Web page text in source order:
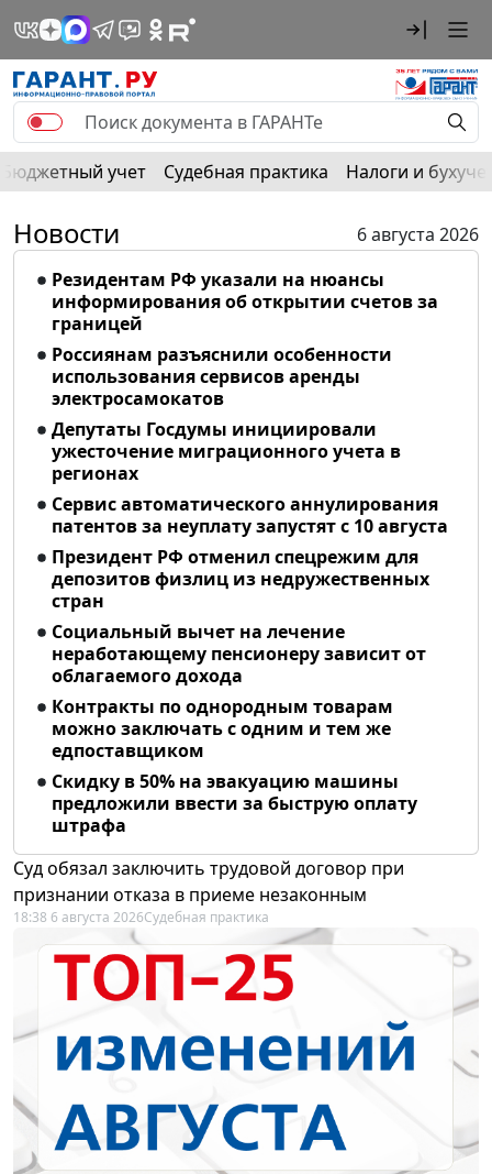
Бюджетный учет Судебная практика Налоги и
Новости
6 августа 2026
Резидентам РФ указали на нюансы
информирования об открытии счетов за
границей
Россиянам разъяснили особенности
использования сервисов аренды
электросамокатов
Депутаты Госдумы инициировали
ужесточение миграционного учета в
регионах
Сервис автоматического аннулирования
патентов за неуплату запустят с 10 августа
Президент РФ отменил спецрежим для
депозитов физлиц из недружественных
стран
Социальный вычет на лечение
неработающему пенсионеру зависит от
облагаемого дохода
Контракты по однородным товарам
можно заключать с одним и тем же
едпоставщиком
Скидку в 50% на эвакуацию машины
предложили ввести за быструю оплату
штрафа
Суд обязал заключить трудовой договор при
признании отказа в приеме незаконным
18:38 6 августа 2026Судебная практика